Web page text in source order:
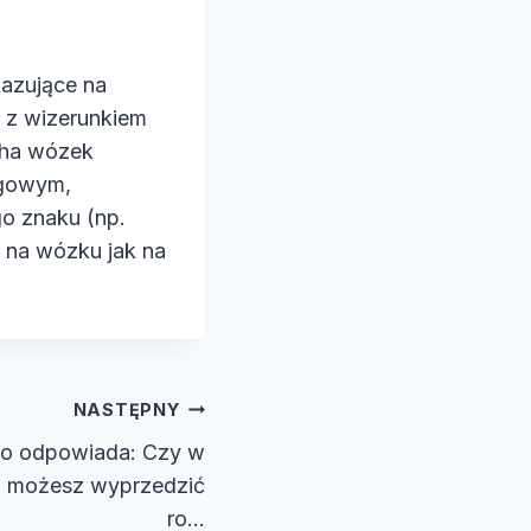
na
wizerunkiem
wózek
znaku (np.
wózku jak na
NASTĘPNY
odpowiada: Czy w
możesz wyprzedzić
ro…